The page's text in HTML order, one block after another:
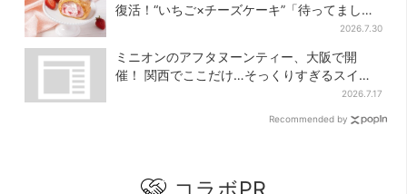
復活！“いちご×チーズケーキ”「待ってまし
2026.7.30
ミニオンのアフタヌーンティー、大阪で開
催！ 関西でここだけ…そっくりすぎるスイー
2026.7.17
Recommended by
コラボPR